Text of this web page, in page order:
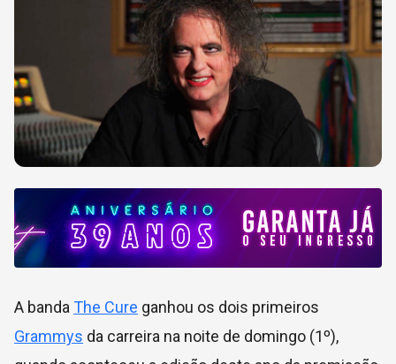
A banda The Cure ganhou os dois primeiros
Grammys da carreira na noite de domingo (1º),